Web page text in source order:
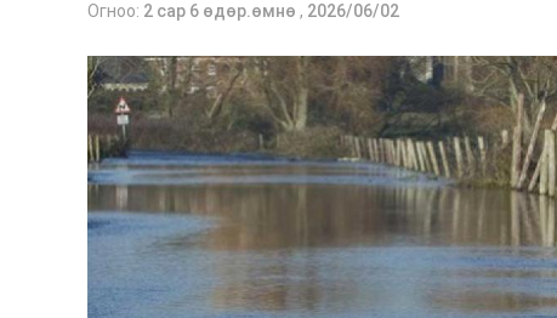
Огноо: 2 сар 6 өдөр.өмнө , 2026/06/02